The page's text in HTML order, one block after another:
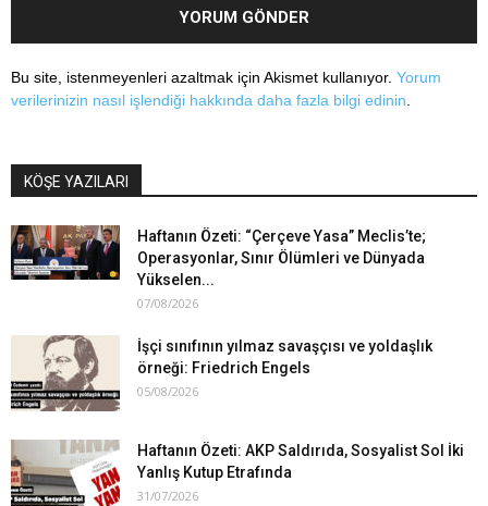
Bu site, istenmeyenleri azaltmak için Akismet kullanıyor. Yorum
verilerinizin nasıl işlendiği hakkında daha fazla bilgi edinin
KÖŞE YAZILARI
Haftanın Özeti: “Çerçeve Yasa” Meclis’te;
Operasyonlar, Sınır Ölümleri ve Dünyada
Yükselen...
07/08/2026
İşçi sınıfının yılmaz savaşçısı ve yoldaşlık
örneği: Friedrich Engels
05/08/2026
Haftanın Özeti: AKP Saldırıda, Sosyalist Sol İki
Yanlış Kutup Etrafında
31/07/2026